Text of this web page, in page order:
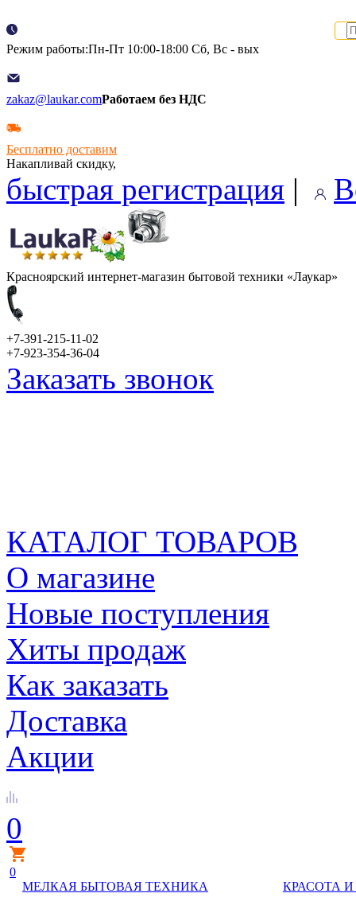
Режим работы:Пн-Пт 10:00-18:00 Сб, Вс - вых
zakaz@laukar.comРаботаем без НДС
Бесплатно доставим
Накапливай скидку,
быстрая регистрация |
Красноярский интернет-магазин бытовой техники «Лаукар»
+7-391-215-11-02
+7-923-354-36-04
Заказать звонок
КАТАЛОГ ТОВАРОВ
О магазине
Новые поступления
Хиты продаж
Как заказать
Доставка
Акции
0
0
МЕЛКАЯ БЫТОВАЯ ТЕХНИКА
КРАСОТА И